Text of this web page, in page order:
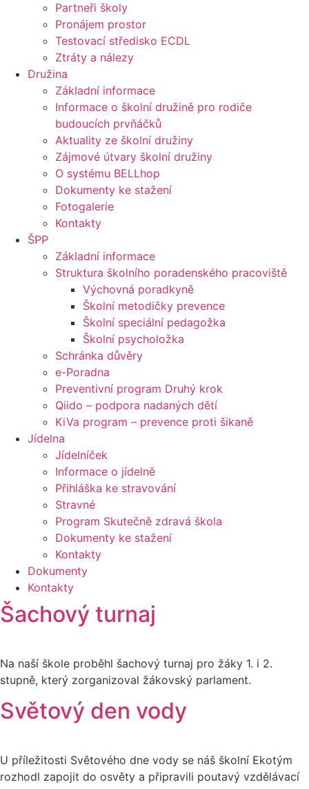
Partneři školy
Pronájem prostor
Testovací středisko ECDL
Ztráty a nálezy
Družina
Základní informace
Informace o školní družině pro rodiče
budoucích prvňáčků
Aktuality ze školní družiny
Zájmové útvary školní družiny
O systému BELLhop
Dokumenty ke stažení
Fotogalerie
Kontakty
ŠPP
Základní informace
Struktura školního poradenského pracoviště
Výchovná poradkyně
Školní metodičky prevence
Školní speciální pedagožka
Školní psycholožka
Schránka důvěry
e-Poradna
Preventivní program Druhý krok
Qiido – podpora nadaných dětí
KiVa program – prevence proti šikaně
Jídelna
Jídelníček
Informace o jídelně
Přihláška ke stravování
Stravné
Program Skutečně zdravá škola
Dokumenty ke stažení
Kontakty
Dokumenty
Kontakty
Šachový turnaj
Na naší škole proběhl šachový turnaj pro žáky 1. i 2.
stupně, který zorganizoval žákovský parlament.
Světový den vody
U příležitosti Světového dne vody se náš školní Ekotým
rozhodl zapojit do osvěty a připravili poutavý vzdělávací